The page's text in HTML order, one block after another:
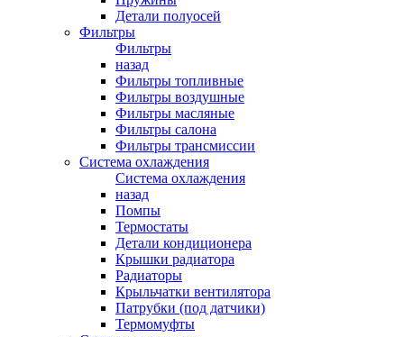
Детали полуосей
Фильтры
Фильтры
назад
Фильтры топливные
Фильтры воздушные
Фильтры масляные
Фильтры салона
Фильтры трансмиссии
Система охлаждения
Система охлаждения
назад
Помпы
Термостаты
Детали кондиционера
Крышки радиатора
Радиаторы
Крыльчатки вентилятора
Патрубки (под датчики)
Термомуфты